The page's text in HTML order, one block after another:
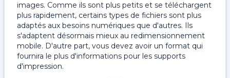
images. Comme ils sont plus petits et se téléchargent
plus rapidement, certains types de fichiers sont plus
adaptés aux besoins numériques que d'autres. Ils
s'adaptent désormais mieux au redimensionnement
mobile. D'autre part, vous devez avoir un format qui
fournira le plus d'informations pour les supports
d'impression.